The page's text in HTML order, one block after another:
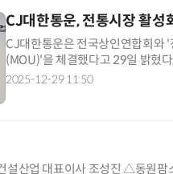
CJ대한통운, 전통시장 활
CJ대한통운은 전국상인연합회와
(MOU)'을 체결했다고 29일 밝혔
를 통해 소비자들이 구매한 상품
2025-12-29 11:50
산업 대표이사 조성진 △동원팜